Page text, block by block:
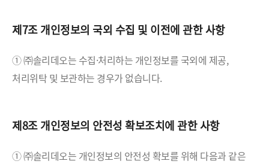
제7조 개인정보의 국외 수집 및 이전에 관한 사항
① ㈜솔리데오는 수집·처리하는 개인정보를 국외에 제공,
처리위탁 및 보관하는 경우가 없습니다.
제8조 개인정보의 안전성 확보조치에 관한 사항
① ㈜솔리데오는 개인정보의 안전성 확보를 위해 다음과 같은